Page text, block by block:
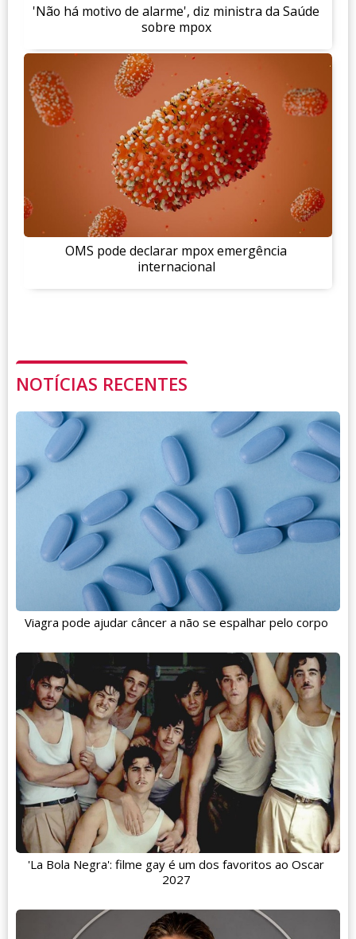
'Não há motivo de alarme', diz ministra da Saúde
sobre mpox
OMS pode declarar mpox emergência
internacional
NOTÍCIAS RECENTES
Viagra pode ajudar câncer a não se espalhar pelo corpo
'La Bola Negra': filme gay é um dos favoritos ao Oscar
2027